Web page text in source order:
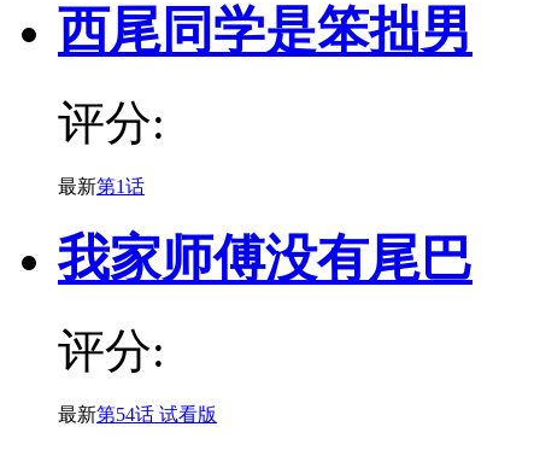
西尾同学是笨拙男
评分:
最新第1话
我家师傅没有尾巴
评分:
最新第54话 试看版